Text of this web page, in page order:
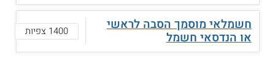
חשמלאי מוסמך הסבה לראשי
או הנדסאי חשמל 1400 צפיות